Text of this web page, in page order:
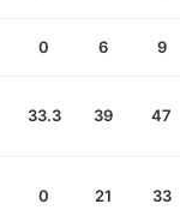
0 6 9
33.3 39 47
0 21 33